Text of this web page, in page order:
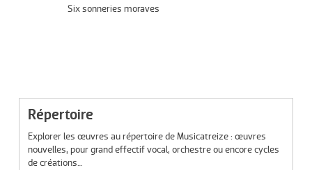
Six sonneries moraves
Répertoire
Explorer les œuvres au répertoire de Musicatreize : œuvres
nouvelles, pour grand effectif vocal, orchestre ou encore cycles
de créations…